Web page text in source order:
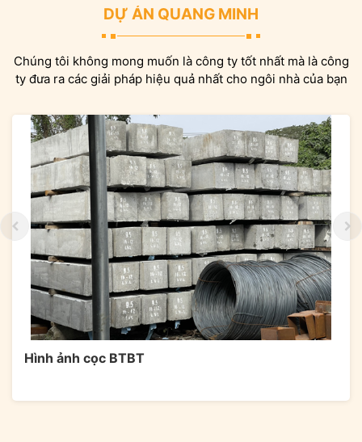
DỰ ÁN QUANG MINH
Chúng tôi không mong muốn là công ty tốt nhất mà là công
ty đưa ra các giải pháp hiệu quả nhất cho ngôi nhà của bạn
Hình ảnh cọc BTBT